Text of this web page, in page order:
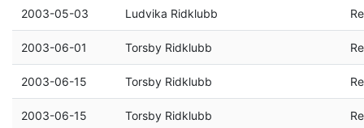
2003-05-03 Ludvika Ridklubb
2003-06-01 Torsby Ridklubb
2003-06-15 Torsby Ridklubb
2003-06-15 Torsby Ridklubb